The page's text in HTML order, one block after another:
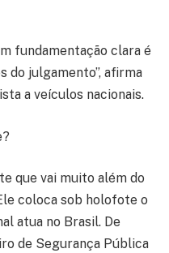
fundamentação clara é
do julgamento”, afirma
a veículos nacionais.
que vai muito além do
coloca sob holofote o
atua no Brasil. De
de Segurança Pública